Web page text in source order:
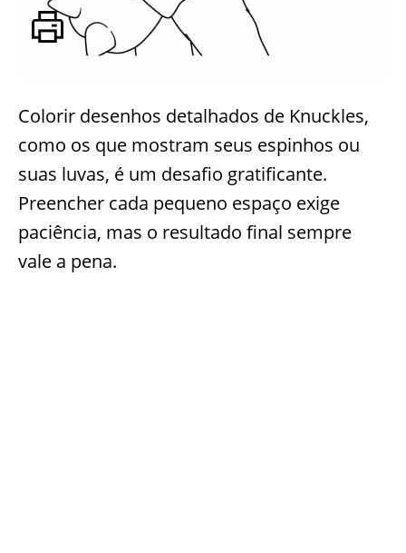
Colorir desenhos detalhados de Knuckles,
como os que mostram seus espinhos ou
suas luvas, é um desafio gratificante.
Preencher cada pequeno espaço exige
paciência, mas o resultado final sempre
vale a pena.